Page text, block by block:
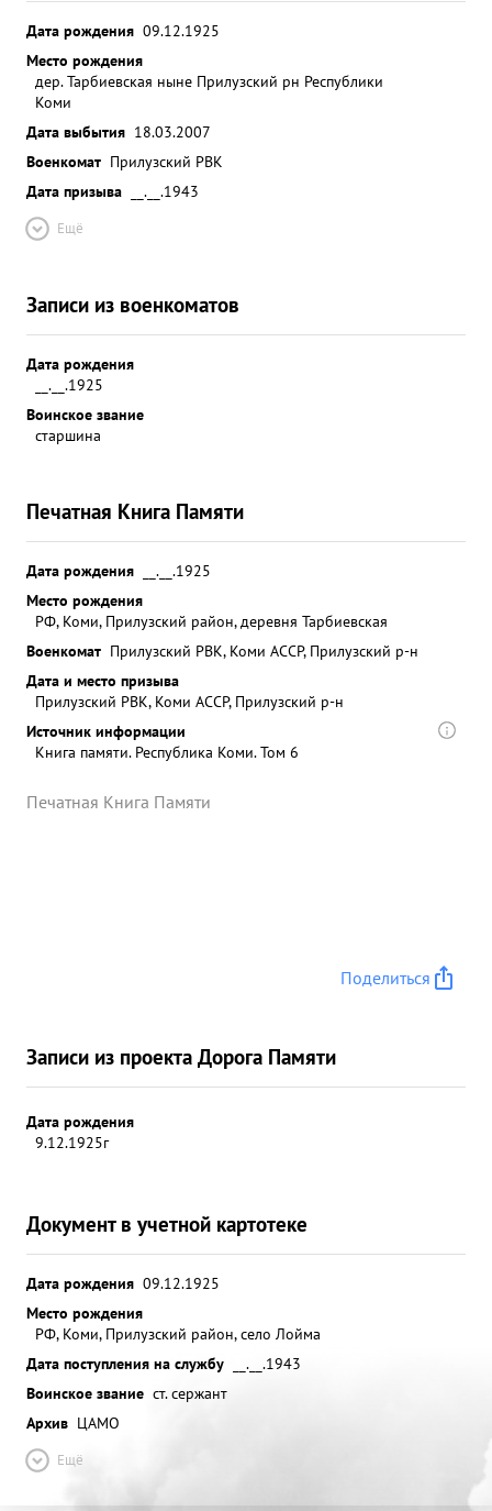
Дата рождения 09.12.1925
Место рождения
дер. Тарбиевская ныне Прилузский рн Республики
Коми
Дата выбытия 18.03.2007
Военкомат Прилузский РВК
Дата призыва
__.__.1943
Ещё
Записи из военкоматов
Дата рождения
__.__.1925
Воинское звание
старшина
Печатная Книга Памяти
Дата рождения
__.__.1925
Место рождения
РФ, Коми, Прилузский район, деревня Тарбиевская
Военкомат Прилузский РВК, Коми АССР, Прилузский р-н
Дата и место призыва
Прилузский РВК, Коми АССР, Прилузский р-н
Источник информации
Книга памяти. Республика Коми. Том 6
Печатная Книга Памяти
Поделиться
Записи из проекта Дорога Памяти
Дата рождения
9.12.1925г
Документ в учетной картотеке
Дата рождения 09.12.1925
Место рождения
РФ, Коми, Прилузский район, село Лойма
Дата поступления на службу
__.__.1943
Воинское звание ст. сержант
Архив ЦАМО
Ещё